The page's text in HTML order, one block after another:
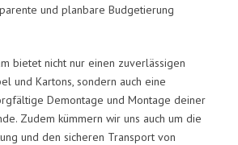
und planbare Budgetierung
bietet nicht nur einen zuverlässigen
und Kartons, sondern auch eine
Demontage und Montage deiner
Zudem kümmern wir uns auch um die
und den sicheren Transport von